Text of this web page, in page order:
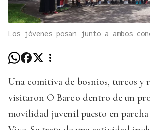
Los jóvenes posan junto a ambos
Una comitiva de bosnios, turcos y
visitaron O Barco dentro de un
movilidad juvenil puesto en